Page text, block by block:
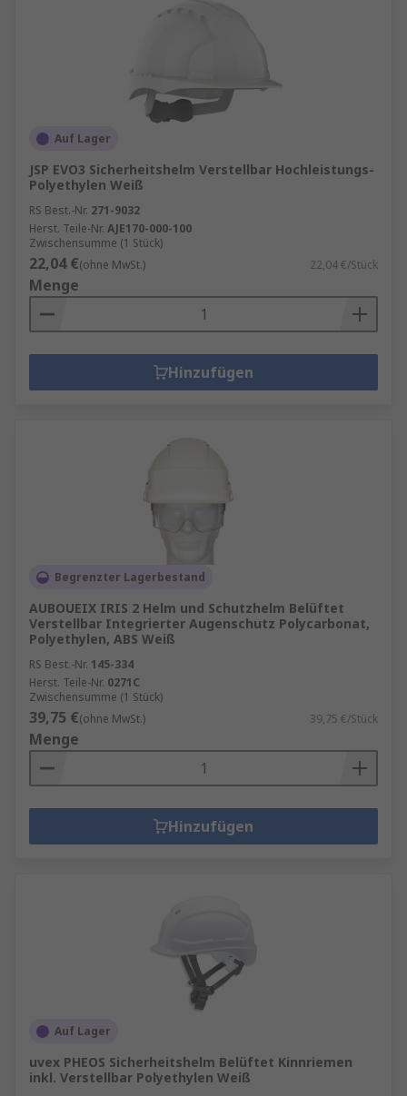
Auf Lager
JSP EVO3 Sicherheitshelm Verstellbar Hochleistungs-
Polyethylen Weiß
RS Best.-Nr. 271-9032
Herst. Teile-Nr. AJE170-000-100
Zwischensumme (1 Stück)
22,04 €(ohne MwSt.) 22,04 €/Stück
Menge
Hinzufügen
Begrenzter Lagerbestand
AUBOUEIX IRIS 2 Helm und Schutzhelm Belüftet
Verstellbar Integrierter Augenschutz Polycarbonat,
Polyethylen, ABS Weiß
RS Best.-Nr. 145-334
Herst. Teile-Nr. 0271C
Zwischensumme (1 Stück)
39,75 €(ohne MwSt.) 39,75 €/Stück
Menge
Hinzufügen
Auf Lager
uvex PHEOS Sicherheitshelm Belüftet Kinnriemen
inkl. Verstellbar Polyethylen Weiß